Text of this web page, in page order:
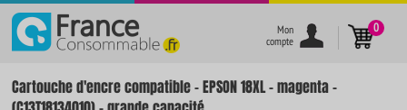
}
Mon
compte
0
Cartouche d'encre compatible - EPSON 18XL - magenta -